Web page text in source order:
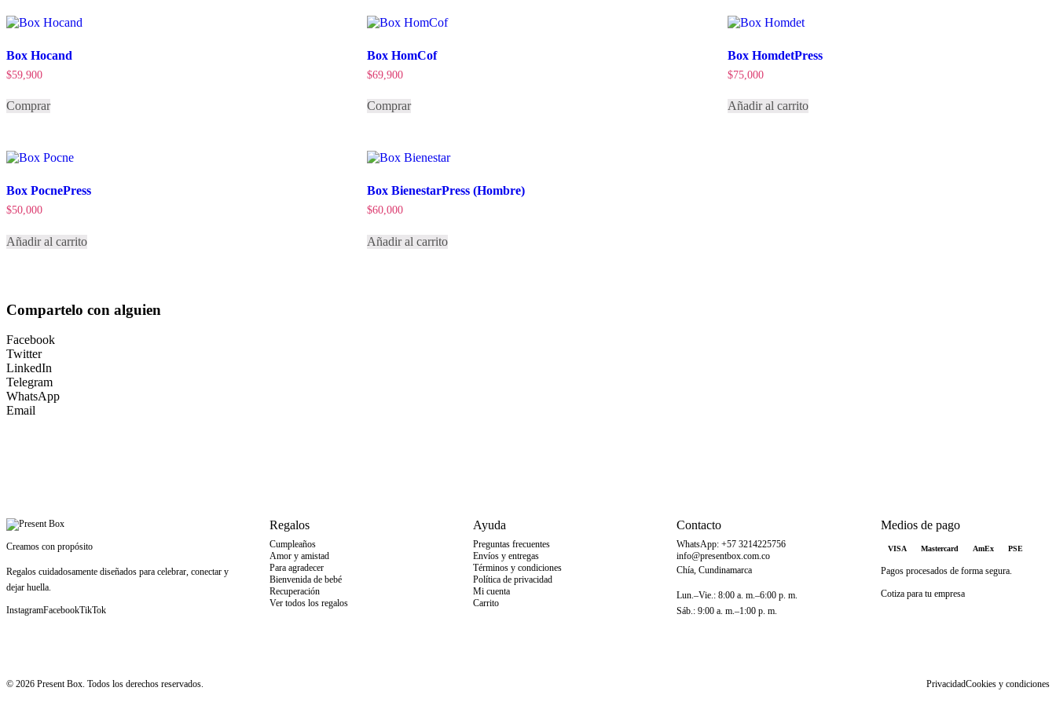
Box Hocand
$59,900
Comprar
Box HomCof
$69,900
Comprar
Box HomdetPress
$75,000
Añadir al carrito
Box PocnePress
$50,000
Añadir al carrito
Box BienestarPress (Hombre)
$60,000
Añadir al carrito
Compartelo con alguien
Facebook
Twitter
LinkedIn
Telegram
WhatsApp
Email
Creamos con propósito
Regalos cuidadosamente diseñados para celebrar, conectar y
dejar huella.
InstagramFacebookTikTok
Regalos
Cumpleaños
Amor y amistad
Para agradecer
Bienvenida de bebé
Recuperación
Ver todos los regalos
Ayuda
Preguntas frecuentes
Envíos y entregas
Términos y condiciones
Política de privacidad
Mi cuenta
Carrito
Contacto
WhatsApp: +57 3214225756
info@presentbox.com.co
Chía, Cundinamarca
Lun.–Vie.: 8:00 a. m.–6:00 p. m.
Sáb.: 9:00 a. m.–1:00 p. m.
Medios de pago
VISA Mastercard AmEx PSE
Pagos procesados de forma segura.
Cotiza para tu empresa
© 2026 Present Box. Todos los derechos reservados. PrivacidadCookies y condiciones